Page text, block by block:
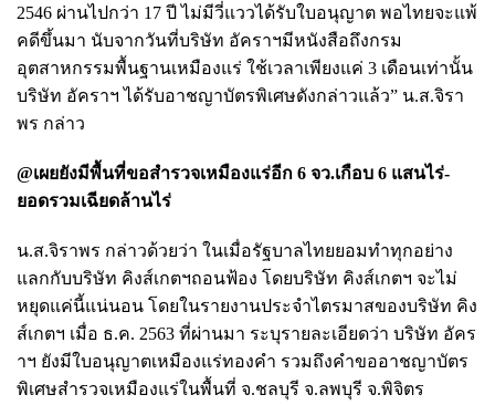
2546 ผ่านไปกว่า 17 ปี ไม่มีวี่แววได้รับใบอนุญาต พอไทยจะแพ้
คดีขึ้นมา นับจากวันที่บริษัท อัคราฯมีหนังสือถึงกรม
อุตสาหกรรมพื้นฐานเหมืองแร่ ใช้เวลาเพียงแค่ 3 เดือนเท่านั้น
บริษัท อัคราฯ ได้รับอาชญาบัตรพิเศษดังกล่าวแล้ว” น.ส.จิรา
พร กล่าว
@เผยยังมีพื้นที่ขอสำรวจเหมืองแร่อีก 6 จว.เกือบ 6 แสนไร่-
ยอดรวมเฉียดล้านไร่
น.ส.จิราพร กล่าวด้วยว่า ในเมื่อรัฐบาลไทยยอมทำทุกอย่าง
แลกกับบริษัท คิงส์เกตฯถอนฟ้อง โดยบริษัท คิงส์เกตฯ จะไม่
หยุดแค่นี้แน่นอน โดยในรายงานประจำไตรมาสของบริษัท คิง
ส์เกตฯ เมื่อ ธ.ค. 2563 ที่ผ่านมา ระบุรายละเอียดว่า บริษัท อัคร
าฯ ยังมีใบอนุญาตเหมืองแร่ทองคำ รวมถึงคำขออาชญาบัตร
พิเศษสำรวจเหมืองแร่ในพื้นที่ จ.ชลบุรี จ.ลพบุรี จ.พิจิตร